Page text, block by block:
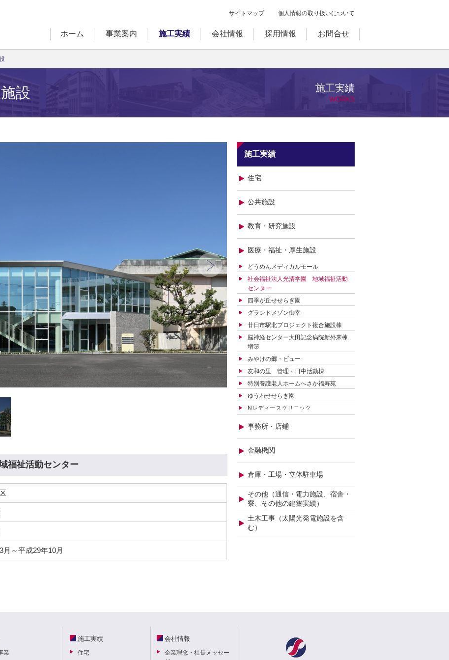
サイトマップ 個人情報の取り扱いについて
ホーム 事業案内 施工実績 会社情報 採用情報 お問合せ
設 施工実績
WORKS
福祉活動センター
月～平成29年10月
施工実績
住宅
公共施設
教育・研究施設
医療・福祉・厚生施設
どうめんメディカルモール
社会福祉法人光清学園 地域福祉活動
センター
四季が丘せせらぎ園
グランドメゾン御幸
廿日市駅北プロジェクト複合施設棟
脳神経センター大田記念病院新外来棟
増築
みやけの郷・ビュー
友和の里 管理・日中活動棟
特別養護老人ホームへさか福寿苑
ゆうわせせらぎ園
Nレディースクリニック
蒲刈町国民健康保険直営診療所
事務所・店鋪
金融機関
倉庫・工場・立体駐車場
その他（通信・電力施設、宿舎・
寮、その他の建築実績）
土木工事（太陽光発電施設を含
む）
業
施工実績
住宅
会社情報
企業理念・社長メッセー